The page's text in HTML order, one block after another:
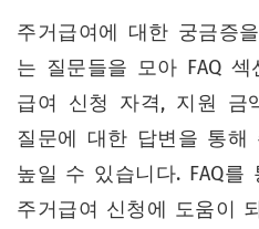
주거급여에 대한 궁금증
는 질문들을 모아 FAQ
급여 신청 자격, 지원 금
질문에 대한 답변을 통해
높일 수 있습니다. FAQ를
주거급여 신청에 도움이